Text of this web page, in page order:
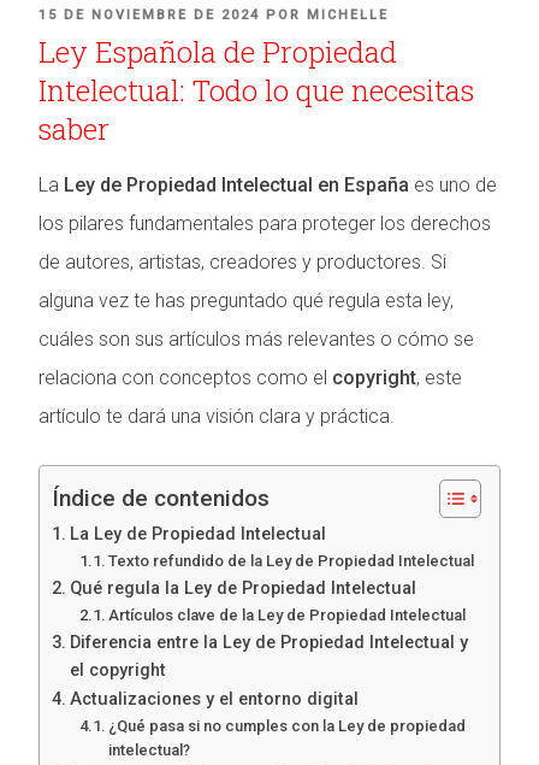
PUBLICADO
EN
15 DE NOVIEMBRE DE 2024 POR MICHELLE
Ley Española de Propiedad
Intelectual: Todo lo que necesitas
saber
La Ley de Propiedad Intelectual en España es uno de
los pilares fundamentales para proteger los derechos
de autores, artistas, creadores y productores. Si
alguna vez te has preguntado qué regula esta ley,
cuáles son sus artículos más relevantes o cómo se
relaciona con conceptos como el copyright, este
artículo te dará una visión clara y práctica.
Índice de contenidos
La Ley de Propiedad Intelectual
Texto refundido de la Ley de Propiedad Intelectual
Qué regula la Ley de Propiedad Intelectual
Artículos clave de la Ley de Propiedad Intelectual
Diferencia entre la Ley de Propiedad Intelectual y
el copyright
Actualizaciones y el entorno digital
¿Qué pasa si no cumples con la Ley de propiedad
intelectual?